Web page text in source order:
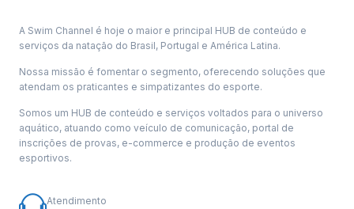
A Swim Channel é hoje o maior e principal HUB de conteúdo e
serviços da natação do Brasil, Portugal e América Latina.
Nossa missão é fomentar o segmento, oferecendo soluções que
atendam os praticantes e simpatizantes do esporte.
Somos um HUB de conteúdo e serviços voltados para o universo
aquático, atuando como veículo de comunicação, portal de
inscrições de provas, e-commerce e produção de eventos
esportivos.
Atendimento